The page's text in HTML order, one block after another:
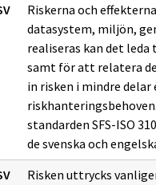
Riskerna och
datasystem, miljön,
realiseras kan det
samt för att relatera
in risken i mindre
standarden SFS-ISO
de svenska och
Risken uttrycks